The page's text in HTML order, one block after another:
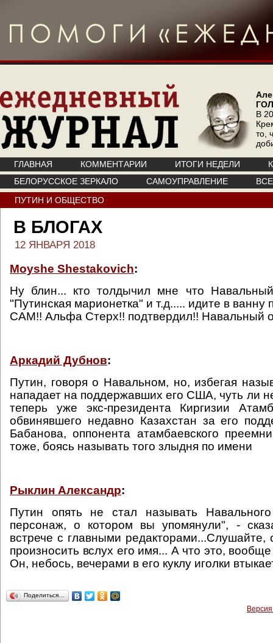
В
то,
ГЛАВНАЯ КОММЕНТАРИИ ИТОГИ НЕДЕЛИ
БЕЛОРУССКОЕ ЗЕРКАЛО
САМОУПРАВЛЕНИЕ
ПУТИН И ОБЩЕСТВО
В БЛОГАХ
12 ЯНВАРЯ 2018
Moyshe Shestakovich:
Ну блин... кто толдычил мне что
"Путинская марионетка" и т.д..... идите в ванну
САМ!! Альфа Стерх!! подтвердил!! Навальный
Аркадий Дубнов:
Путин, говоря о Навальном, но, избегая
нападает на поддержавших его США, чуть ли
теперь уже экс-президента Киргизии
обвинявшего недавно Казахстан за его
Бабанова, оппонента атамбаевского
тоже, боясь называть того злыдня по имени
Рыклин Александр:
Путин опять не стал называть
персонаж, о котором вы упомянули", -
встрече с главными редакторами...Слушайте,
произносить вслух его имя... А что это, вообще
Он, небось, вечерами в его куклу иголки
Поделиться…